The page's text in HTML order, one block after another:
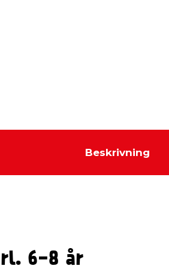
Beskrivning
6-8 år